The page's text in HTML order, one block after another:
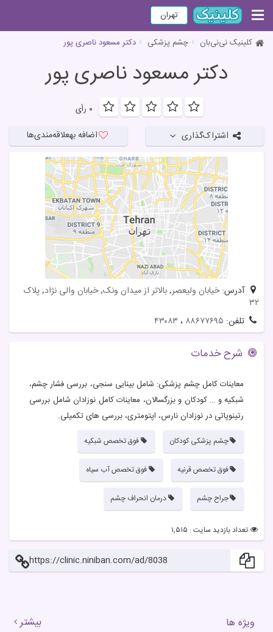
تهران
کلینیک نی‌نی‌بان چشم پزشکی دکتر مسعود ناصری پور
دکتر مسعود ناصری پور
۰ رأی
اشتراک‌گذاری اضافه بهعلاقه‌مندی‌ها
آدرس:
خیابان ولیعصر٬ بالاتر از میدان ونک٬ خیابان والی نژاد٬ پلاک
۳۲
تلفن: ۸۸۶۷۷۶۹۵ ، ۴۳۰۸۳
شرح خدمات
معاینات کامل چشم پزشکی: شامل بینایی سنجی، بررسی فشار چشم،
شبکیه و … کودکان و بزرگسالان، معاینات کامل نوزادان شامل بررسی
رتینوپاتی در نوزادان نارس، اپتومتری، بررسی های تکمیلی.
چشم پزشکی کودکان فوق تخصص شبکیه
فوق تخصص قرنیه فوق تخصص آب سیاه
جراح چشم درمان انحراف چشم
تعداد بازدید سایت : ۱,۵۱۵
https://clinic.niniban.com/ad/8038
ویژه ها بیشتر